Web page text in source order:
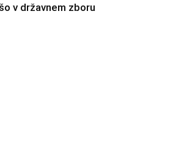
v državnem zboru